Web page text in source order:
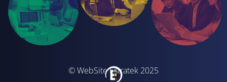
© WebSite Estratek 2025